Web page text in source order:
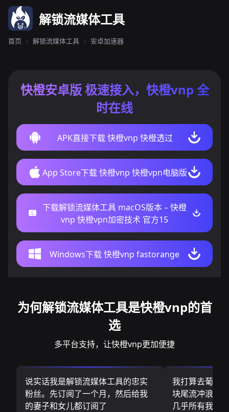
解锁流媒体工具
首页 › 解锁流媒体工具 › 安卓加速器
快橙安卓版 极速接入，快橙vnp 全
时在线
APK直接下载 快橙vnp 快橙透过
App Store下载 快橙vnp 快橙vpn电脑版
下载解锁流媒体工具 macOS版本 – 快橙
vnp 快橙vpn加密技术 官方15
Windows下载 快橙vnp fastorange
为何解锁流媒体工具是快橙vnp的首
选
多平台支持，让快橙vnp更加便捷
说实话我是解锁流媒体工具的忠实
粉丝。先订阅了一个月，然后给我
的妻子和女儿都订阅了
我打算去葡萄
块尾流冲浪板
几乎所有我需